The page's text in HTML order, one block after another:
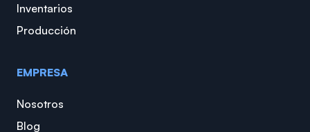
Inventarios
Producción
EMPRESA
Nosotros
Blog